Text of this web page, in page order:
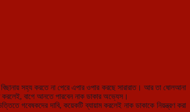
সহ্য করতে না পেরে এপার ওপার করছে সারারাত। আর তা ষোলআনা
বাগে আনতে পারবেন নাক ডাকার অভ্যেস।
গবেষকদের দাবি, কয়েকটি ব্যায়াম করলেই নাক ডাকাকে নিয়ন্ত্রণ করা